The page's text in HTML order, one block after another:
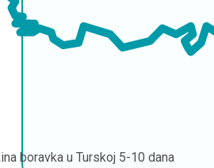
boravka u Turskoj 5-10 dana